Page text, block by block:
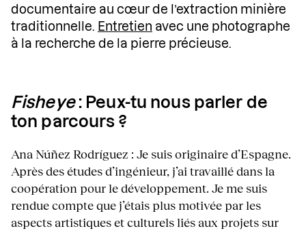
documentaire au cœur de l’extraction minière
traditionnelle. Entretien avec une photographe
à la recherche de la pierre précieuse.
Fisheye: Peux-tu nous parler de
ton parcours ?
Ana Núñez Rodríguez : Je suis originaire d’Espagne.
Après des études d’ingénieur, j’ai travaillé dans la
coopération pour le développement. Je me suis
rendue compte que j’étais plus motivée par les
aspects artistiques et culturels liés aux projets sur